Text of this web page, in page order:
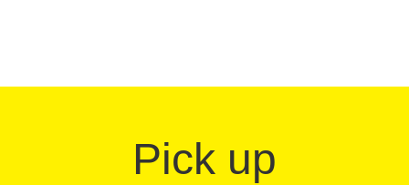
Pick up